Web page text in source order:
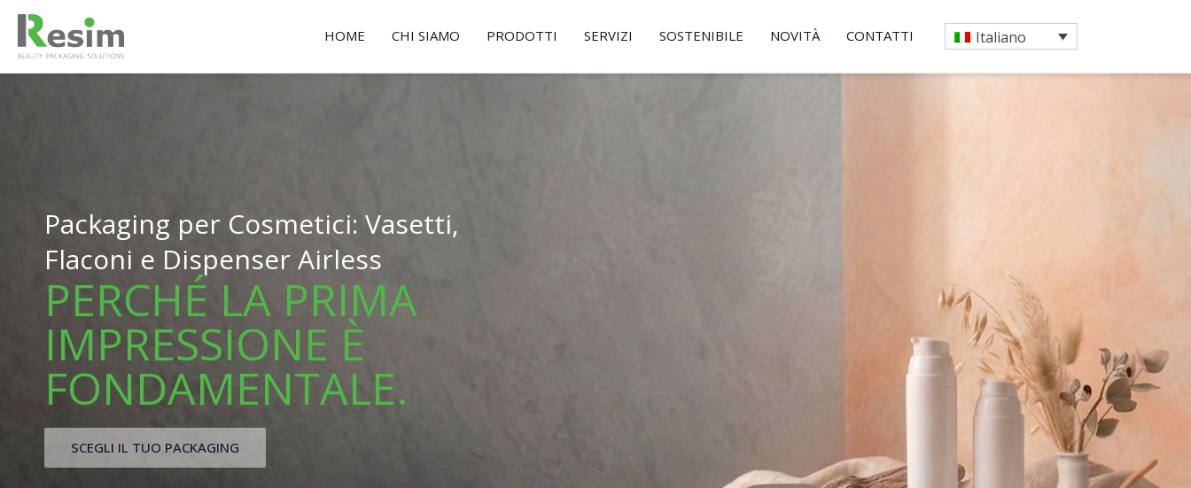
Vai
contenuto
HOME CHI SIAMO PRODOTTI SERVIZI SOSTENIBILE NOVITÀ CONTATTI Italiano
Packaging per Cosmetici: Vasetti,
Flaconi e Dispenser Airless
PERCHÉ LA PRIMA
IMPRESSIONE È
FONDAMENTALE.
SCEGLI IL TUO PACKAGING